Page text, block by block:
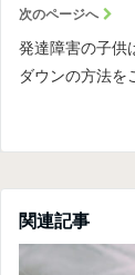
次のページへ
発達障害の子供
ダウンの方法を
関連記事